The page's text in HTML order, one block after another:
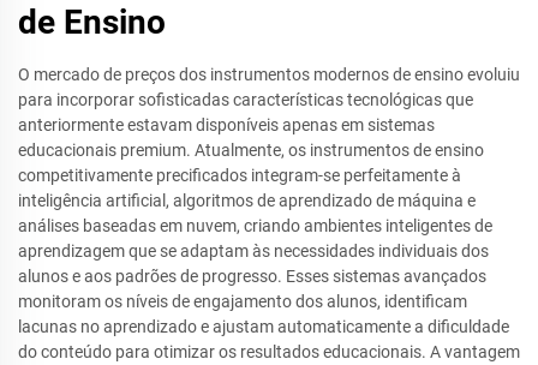
de Ensino
O mercado de preços dos instrumentos modernos de ensino evoluiu
para incorporar sofisticadas características tecnológicas que
anteriormente estavam disponíveis apenas em sistemas
educacionais premium. Atualmente, os instrumentos de ensino
competitivamente precificados integram-se perfeitamente à
inteligência artificial, algoritmos de aprendizado de máquina e
análises baseadas em nuvem, criando ambientes inteligentes de
aprendizagem que se adaptam às necessidades individuais dos
alunos e aos padrões de progresso. Esses sistemas avançados
monitoram os níveis de engajamento dos alunos, identificam
lacunas no aprendizado e ajustam automaticamente a dificuldade
do conteúdo para otimizar os resultados educacionais. A vantagem